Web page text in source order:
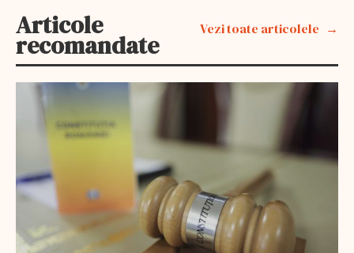
Articole
recomandate
Vezi toate articolele